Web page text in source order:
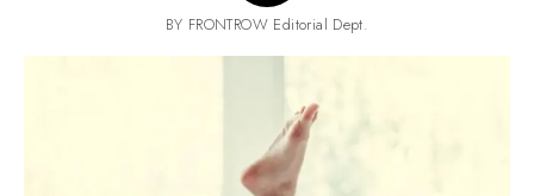
BY FRONTROW Editorial Dept.